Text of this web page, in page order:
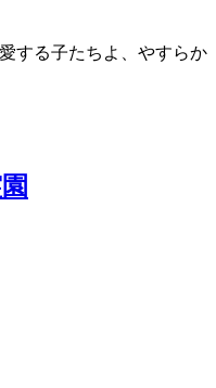
する子たちよ、やすらか